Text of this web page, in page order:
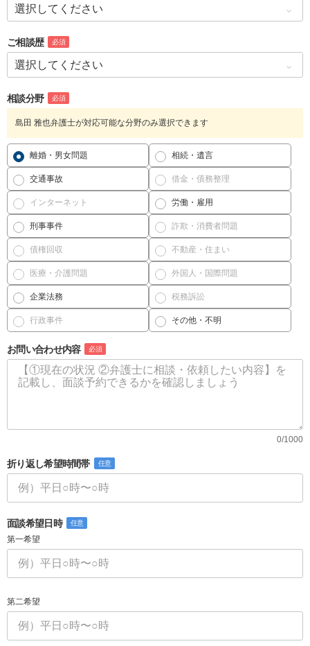
ご相談歴 必須
相談分野 必須
島田 雅也弁護士が対応可能な分野のみ選択できます
離婚・男女問題 相続・遺言
交通事故 借金・債務整理
インターネット 労働・雇用
刑事事件 詐欺・消費者問題
債権回収 不動産・住まい
医療・介護問題 外国人・国際問題
企業法務 税務訴訟
行政事件 その他・不明
お問い合わせ内容 必須
0/1000
折り返し希望時間帯 任意
面談希望日時 任意
第一希望
第二希望